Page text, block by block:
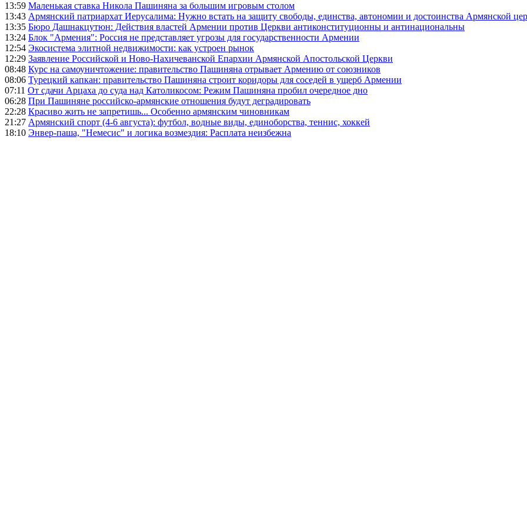
13:59 Маленькая ставка Никола Пашиняна за большим игровым столом
13:43 Армянский патриархат Иерусалима: Нужно встать на защиту свободы, единства, автономии и достоинства Армянской
13:35 Бюро Дашнакцутюн: Действия властей Армении против Церкви антиконституционны и антинациональны
13:24 Блок "Армения": Россия не представляет угрозы для государственности Армении
12:54 Экосистема элитной недвижимости: как устроен рынок
12:29 Заявление Российской и Ново-Нахичеванской Епархии Армянской Апостольской Церкви
08:48 Курс на самоуничтожение: правительство Пашиняна отрывает Армению от союзников
08:06 Турецкий капкан: правительство Пашиняна строит коридоры для соседей в ущерб Армении
07:11 От сдачи Арцаха до суда над Католикосом: Режим Пашиняна пробил очередное дно
06:28 При Пашиняне российско-армянские отношения будут деградировать
22:28 Красиво жить не запретишь... Особенно армянским чиновникам
21:27 Армянский спорт (4-6 августа): футбол, водные виды, единоборства, теннис, хоккей
18:10 Энвер-паша, "Немесис" и логика возмездия: Расплата неизбежна